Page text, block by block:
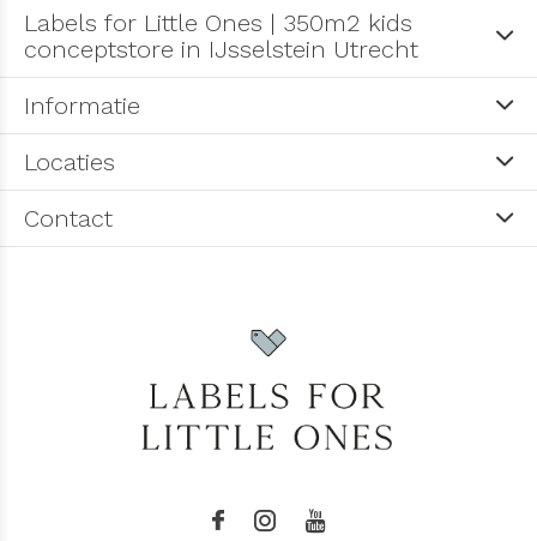
Labels for Little Ones | 350m2 kids
conceptstore in IJsselstein Utrecht
Informatie
Locaties
Contact